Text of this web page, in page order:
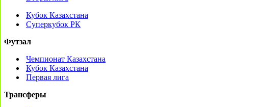
Кубок Казахстана
Суперкубок РК
Футзал
Чемпионат Казахстана
Кубок Казахстана
Первая лига
Трансферы